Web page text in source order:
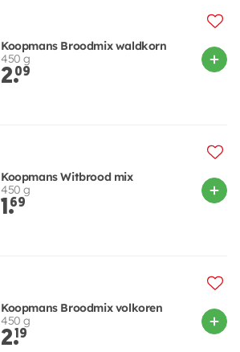
Koopmans Broodmix waldkorn
450 g
2.09
Koopmans Witbrood mix
450 g
1.69
Koopmans Broodmix volkoren
450 g
2.19